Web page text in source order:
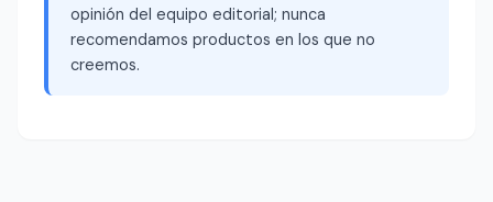
opinión del equipo editorial; nunca
recomendamos productos en los que no
creemos.